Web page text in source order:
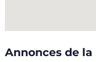
Annonces de